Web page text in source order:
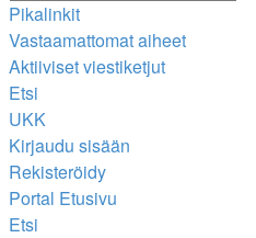
Pikalinkit
Vastaamattomat aiheet
Aktiiviset viestiketjut
Etsi
UKK
Kirjaudu sisään
Rekisteröidy
Portal Etusivu
Etsi